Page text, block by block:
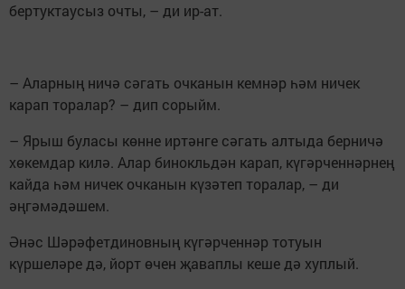
бертуктаусыз очты, – ди ир-ат.
– Аларның ничә сәгать очканын кемнәр һәм ничек
карап торалар? – дип сорыйм.
– Ярыш буласы көнне иртәнге сәгать алтыда берничә
хөкемдар килә. Алар бинокльдән карап, күгәрченнәрнең
кайда һәм ничек очканын күзәтеп торалар, – ди
әңгәмәдәшем.
Әнәс Шәрәфетдиновның күгәрченнәр тотуын
күршеләре дә, йорт өчен җаваплы кеше дә хуплый.